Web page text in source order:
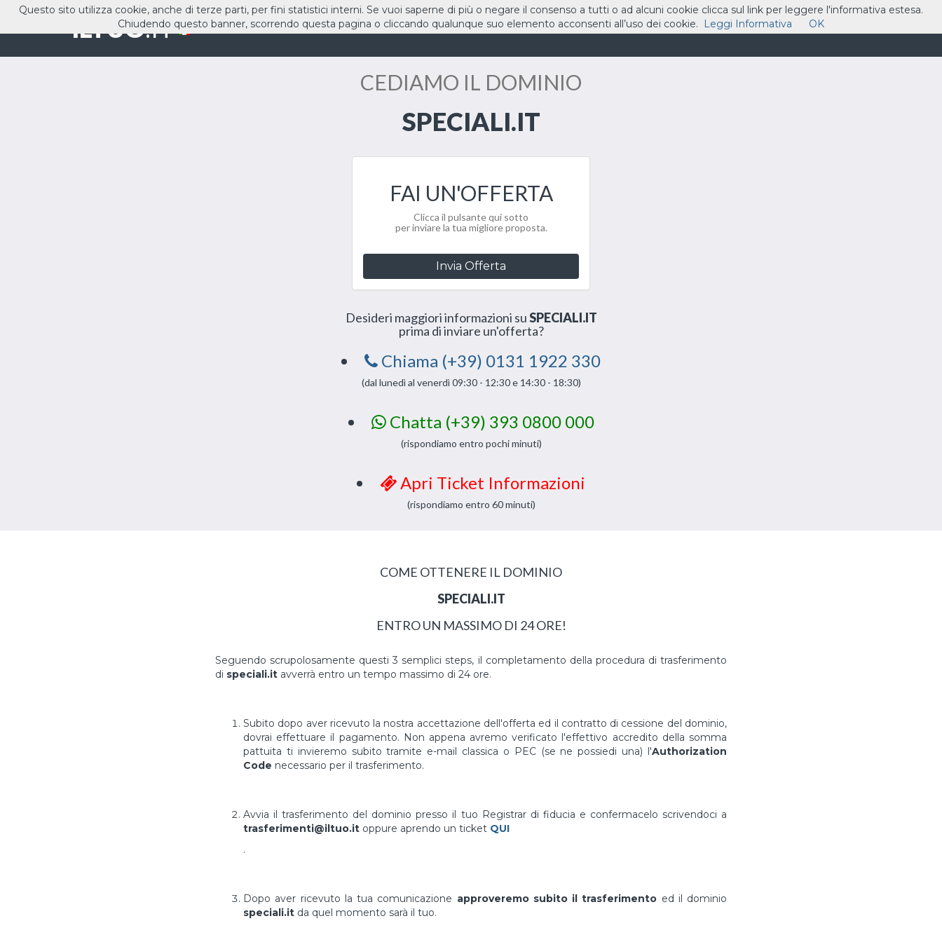
ILTUO.IT HOME DOMINI ASSISTENZA CONTATTI CARRELLO
CEDIAMO IL DOMINIO
SPECIALI.IT
FAI UN'OFFERTA
Clicca il pulsante qui sotto
per inviare la tua migliore proposta.
Invia Offerta
Desideri maggiori informazioni suSPECIALI.IT
prima di inviare un'offerta?
Chiama (+39) 0131 1922 330
(dal lunedì al venerdì 09:30 - 12:30 e 14:30 - 18:30)
Chatta (+39) 393 0800 000
(rispondiamo entro pochi minuti)
Apri Ticket Informazioni
(rispondiamo entro 60 minuti)
COME OTTENERE IL DOMINIO
SPECIALI.IT
ENTRO UN MASSIMO DI 24 ORE!
Seguendo scrupolosamente questi 3 semplici steps, il completamento della procedura di trasferimento
di speciali.it avverrà entro un tempo massimo di 24 ore.
Subito dopo aver ricevuto la nostra accettazione dell'offerta ed il contratto di cessione del dominio,
dovrai effettuare il pagamento. Non appena avremo verificato l'effettivo accredito della somma
pattuita ti invieremo subito tramite e-mail classica o PEC (se ne possiedi una) l'Authorization
Code necessario per il trasferimento.
Avvia il trasferimento del dominio presso il tuo Registrar di fiducia e confermacelo scrivendoci a
trasferimenti@iltuo.it oppure aprendo un ticket QUI
.
Dopo aver ricevuto la tua comunicazione approveremo subito il trasferimento ed il dominio
speciali.it da quel momento sarà il tuo.
Questo sito utilizza cookie, anche di terze parti, per fini statistici interni. Se vuoi saperne di più o negare il consenso a tutti o ad alcuni cookie clicca sul link per leggere l'informativa estesa.
Chiudendo questo banner, scorrendo questa pagina o cliccando qualunque suo elemento acconsenti all’uso dei cookie.
Leggi Informativa OK